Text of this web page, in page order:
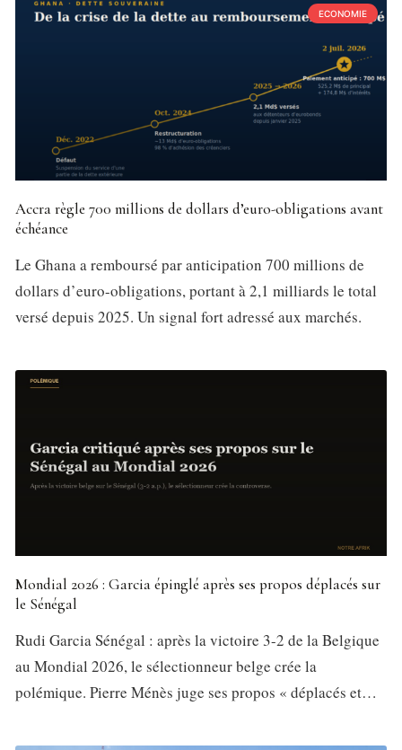
ECONOMIE
Accra règle 700 millions de dollars d’euro-obligations avant
échéance
Le Ghana a remboursé par anticipation 700 millions de
dollars d’euro-obligations, portant à 2,1 milliards le total
versé depuis 2025. Un signal fort adressé aux marchés.
Mondial 2026 : Garcia épinglé après ses propos déplacés sur
le Sénégal
Rudi Garcia Sénégal : après la victoire 3-2 de la Belgique
au Mondial 2026, le sélectionneur belge crée la
polémique. Pierre Ménès juge ses propos « déplacés et…